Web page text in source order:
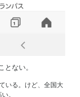
ない。
いる。けど、全国大
。